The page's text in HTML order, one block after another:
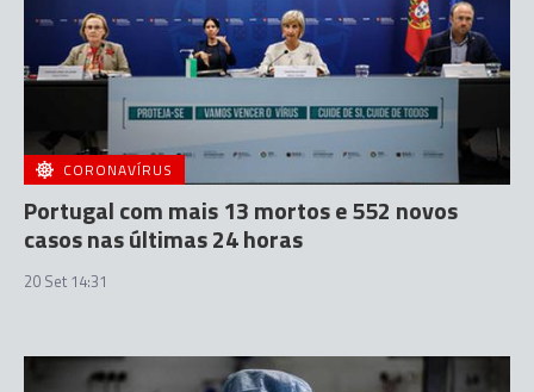
CORONAVÍRUS
Portugal com mais 13 mortos e 552 novos
casos nas últimas 24 horas
20 Set 14:31